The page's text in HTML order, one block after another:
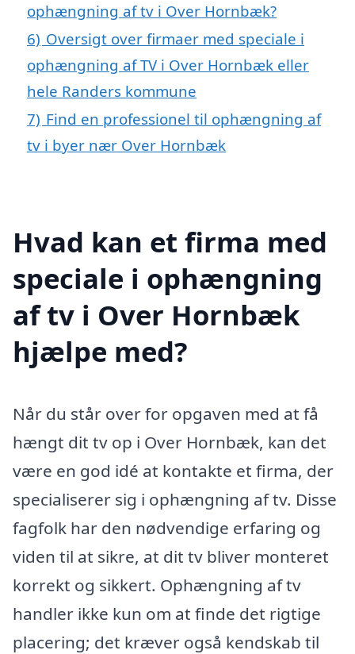
ophængning af tv i Over Hornbæk?
6) Oversigt over firmaer med speciale i
ophængning af TV i Over Hornbæk eller
hele Randers kommune
7) Find en professionel til ophængning af
tv i byer nær Over Hornbæk
Hvad kan et firma med
speciale i ophængning
af tv i Over Hornbæk
hjælpe med?
Når du står over for opgaven med at få
hængt dit tv op i Over Hornbæk, kan det
være en god idé at kontakte et firma, der
specialiserer sig i ophængning af tv. Disse
fagfolk har den nødvendige erfaring og
viden til at sikre, at dit tv bliver monteret
korrekt og sikkert. Ophængning af tv
handler ikke kun om at finde det rigtige
placering; det kræver også kendskab til